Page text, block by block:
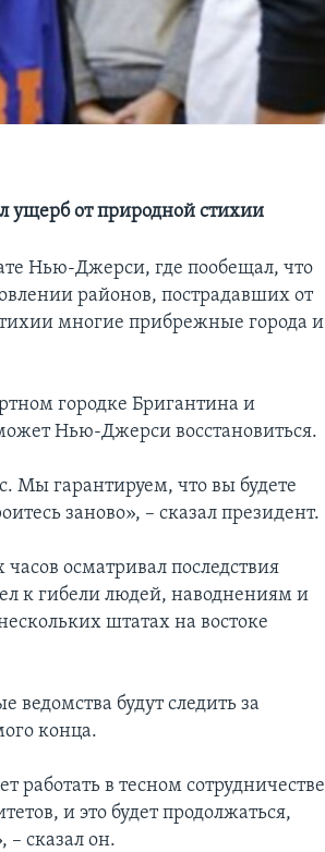
ущерб от природной стихии
Нью-Джерси, где пообещал, что
районов, пострадавших от
многие прибрежные города и
городке Бригантина и
Нью-Джерси восстановиться.
Мы гарантируем, что вы будете
заново», – сказал президент.
осматривал последствия
к гибели людей, наводнениям и
штатах на востоке
ведомства будут следить за
конца.
работать в тесном сотрудничестве
и это будет продолжаться,
– сказал он.